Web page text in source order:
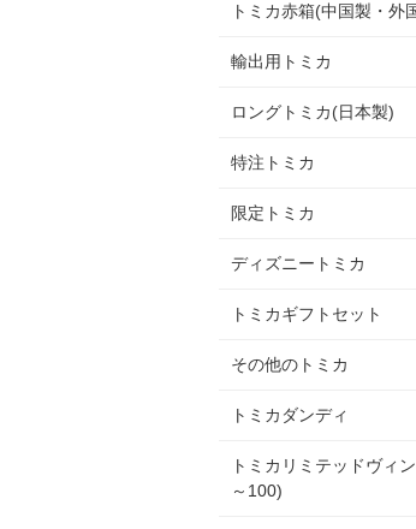
トミカ赤箱(中国製・外
輸出用トミカ
ロングトミカ(日本製)
特注トミカ
限定トミカ
ディズニートミカ
トミカギフトセット
その他のトミカ
トミカダンディ
トミカリミテッドヴィ
～100)